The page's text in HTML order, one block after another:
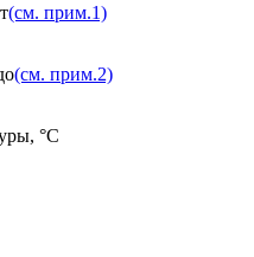
(см. прим.1)
(см. прим.2)
°C